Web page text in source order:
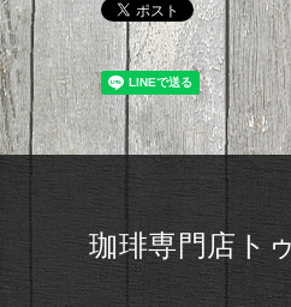
珈琲専門店ト